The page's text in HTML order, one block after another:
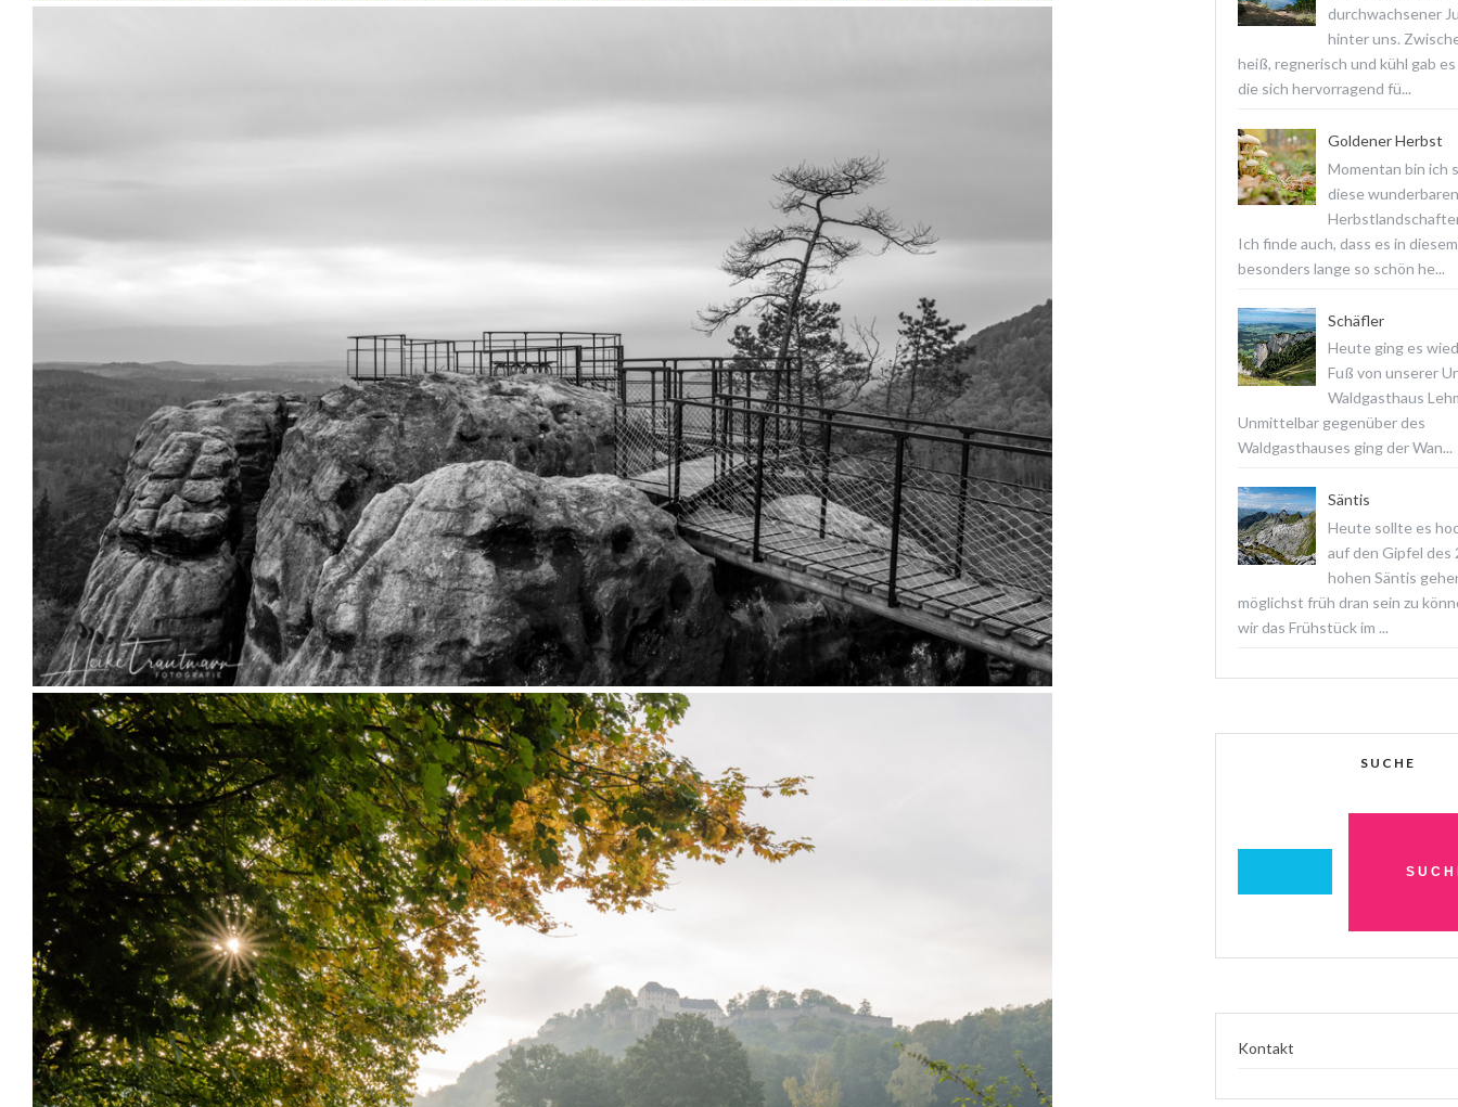
durchwachsener
hinter uns.
heiß, regnerisch und kühl gab es
die sich hervorragend fü...
Goldener Herbst
Momentan bin ich
diese wunderbaren
Ich finde auch, dass es in
besonders lange so schön he...
Schäfler
Heute ging es
Fuß von unserer
Waldgasthaus
Unmittelbar gegenüber des
Waldgasthauses ging der Wan...
Säntis
Heute sollte es
auf den Gipfel des
hohen Säntis
möglichst früh dran sein zu
wir das Frühstück im ...
SUCHE
Kontakt